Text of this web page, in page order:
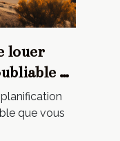
louer
en
que vous